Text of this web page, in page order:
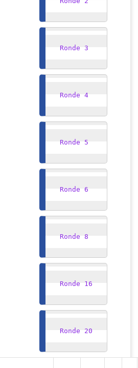
Ronde 3
Ronde 4
Ronde 5
Ronde 6
Ronde 8
Ronde 16
Ronde 20